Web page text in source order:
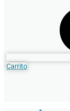
Carrito